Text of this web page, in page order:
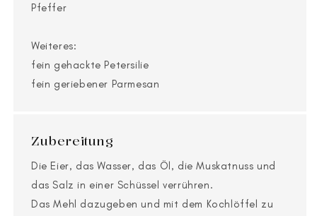
Pfeffer
Weiteres:
fein gehackte Petersilie
fein geriebener Parmesan
Zubereitung
Die Eier, das Wasser, das Öl, die Muskatnuss und
das Salz in einer Schüssel verrühren.
Das Mehl dazugeben und mit dem Kochlöffel zu